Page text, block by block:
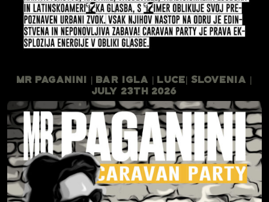
Mr Paganini | Bar Igla | Luce| Slovenia |
July 23th 2026